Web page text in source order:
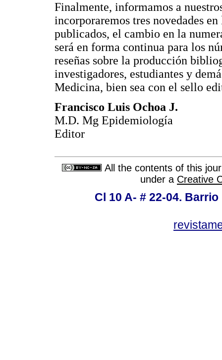
Finalmente, informamos a
incorporaremos tres novedades
publicados, el cambio en la
será en forma continua para los
reseñas sobre la producción
investigadores, estudiantes y
Medicina, bien sea con el sello
Francisco Luis Ochoa J.
M.D. Mg Epidemiología
Editor
All the contents of this
under a Creative
Cl 10 A- # 22-04.